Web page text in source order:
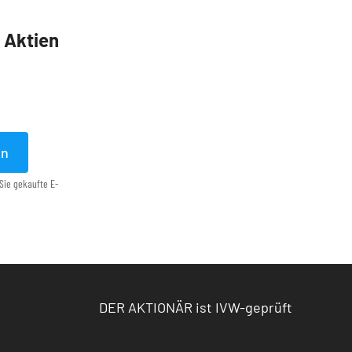
Aktien
gekaufte E-
DER AKTIONÄR ist IVW-geprüft